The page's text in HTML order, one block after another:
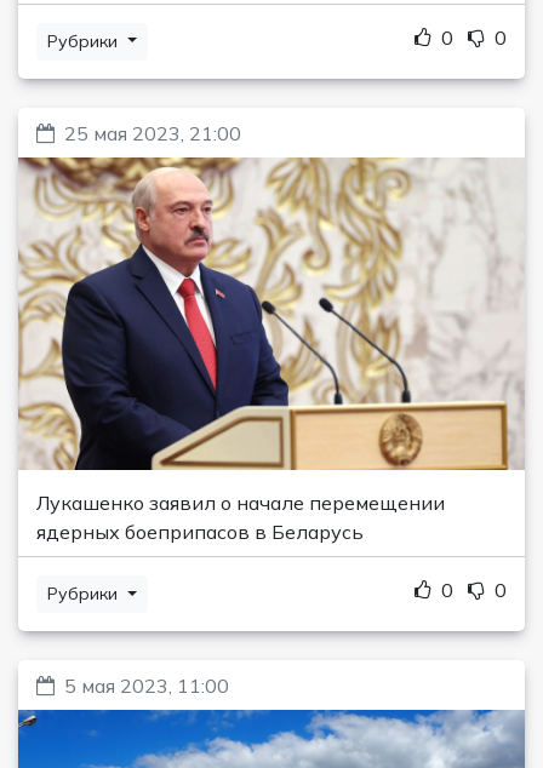
Рубрики 0 0
25 мая 2023, 21:00
Лукашенко заявил о начале перемещении
ядерных боеприпасов в Беларусь
Рубрики 0 0
5 мая 2023, 11:00